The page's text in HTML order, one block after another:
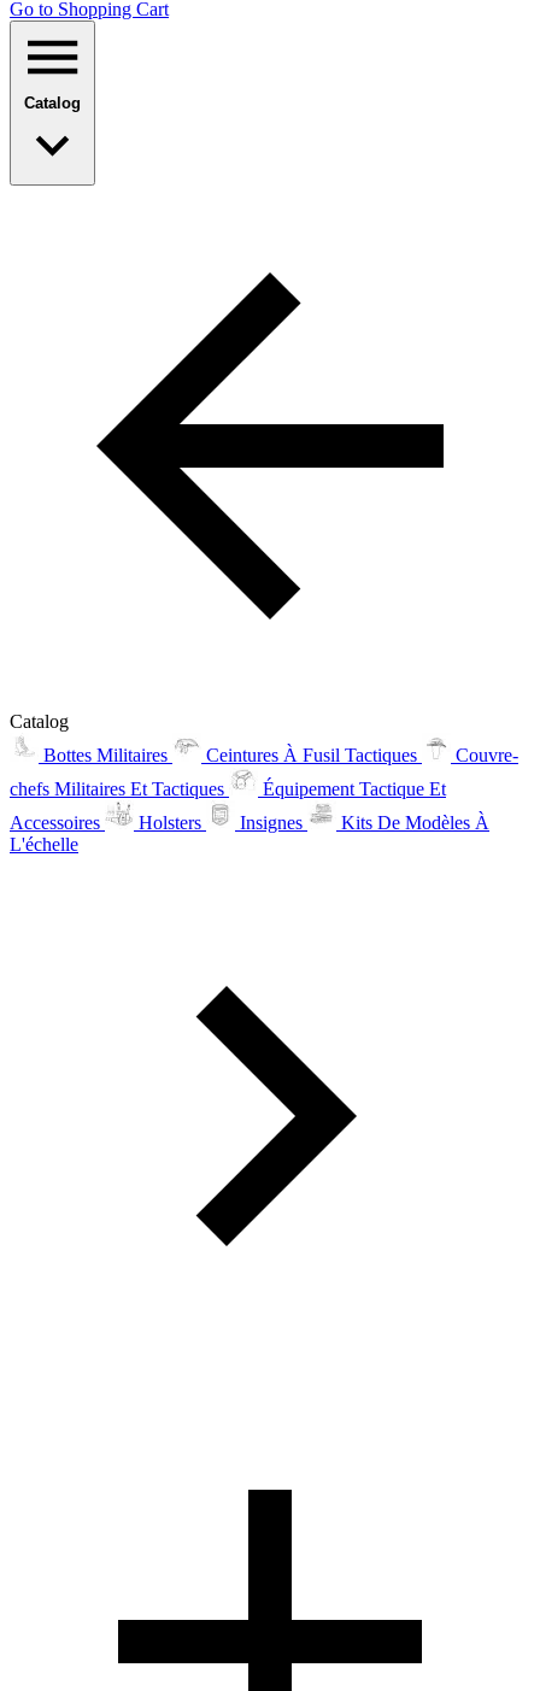
Go to Shopping Сart
Catalog
Catalog
Bottes Militaires
Ceintures À Fusil Tactiques
Couvre-
chefs Militaires Et Tactiques
Équipement Tactique Et
Accessoires
Holsters Insignes
Kits De Modèles À
L'échelle